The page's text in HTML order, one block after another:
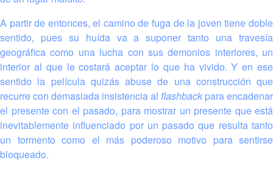
A partir de entonces, el camino de fuga de la joven tiene doble
sentido, pues su huída va a suponer tanto una travesía
geográfica como una lucha con sus demonios interiores, un
interior al que le costará aceptar lo que ha vivido. Y en ese
sentido la película quizás abuse de una construcción que
recurre con demasiada insistencia al flashback para encadenar
el presente con el pasado, para mostrar un presente que está
inevitablemente influenciado por un pasado que resulta tanto
un tormento como el más poderoso motivo para sentirse
bloqueado.